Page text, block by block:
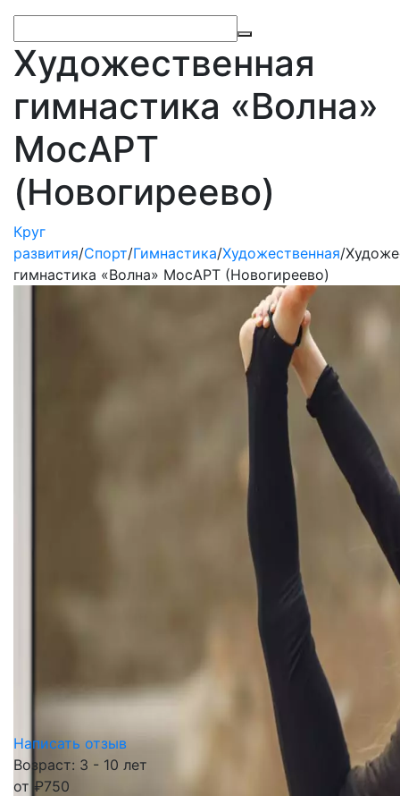
Художественная
гимнастика «Волна»
МосАРТ
(Новогиреево)
Круг
развития/Спорт/Гимнастика/Художественная/
гимнастика «Волна» МосАРТ (Новогиреево)
Написать отзыв
Возраст: 3 - 10 лет
от ₽750